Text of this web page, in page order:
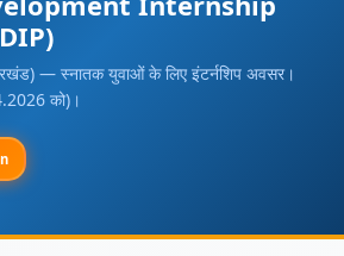
— स्नातक युवाओं के लिए इंटर्नशिप अवसर।
को)।